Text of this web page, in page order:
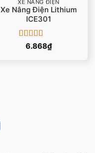
XE NÂNG ĐIỆN
Xe Nâng Điện Lithium
ICE301
Được xếp
6.868₫